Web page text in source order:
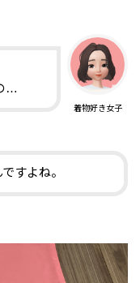
着物好き女子
…
すよね。